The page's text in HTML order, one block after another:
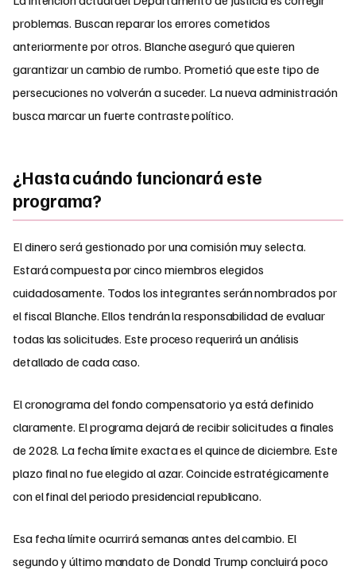
problemas. Buscan reparar los errores cometidos
anteriormente por otros. Blanche aseguró que quieren
garantizar un cambio de rumbo. Prometió que este tipo de
persecuciones no volverán a suceder. La nueva administración
busca marcar un fuerte contraste político.
¿Hasta cuándo funcionará este
programa?
El dinero será gestionado por una comisión muy selecta.
Estará compuesta por cinco miembros elegidos
cuidadosamente. Todos los integrantes serán nombrados por
el fiscal Blanche. Ellos tendrán la responsabilidad de evaluar
todas las solicitudes. Este proceso requerirá un análisis
detallado de cada caso.
El cronograma del fondo compensatorio ya está definido
claramente. El programa dejará de recibir solicitudes a finales
de 2028. La fecha límite exacta es el quince de diciembre. Este
plazo final no fue elegido al azar. Coincide estratégicamente
con el final del periodo presidencial republicano.
Esa fecha límite ocurrirá semanas antes del cambio. El
segundo y último mandato de Donald Trump concluirá poco